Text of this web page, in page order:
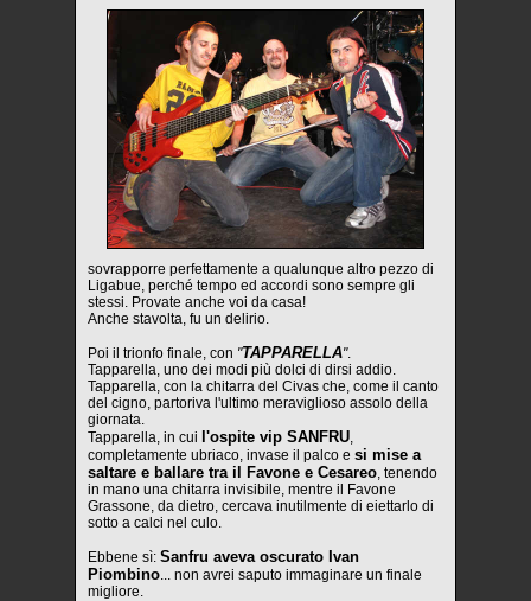
sovrapporre perfettamente a qualunque altro pezzo di
Ligabue, perché tempo ed accordi sono sempre gli
stessi. Provate anche voi da casa!
Anche stavolta, fu un delirio.
Poi il trionfo finale, con "TAPPARELLA".
Tapparella, uno dei modi più dolci di dirsi addio.
Tapparella, con la chitarra del Civas che, come il canto
del cigno, partoriva l'ultimo meraviglioso assolo della
giornata.
Tapparella, in cui l'ospite vip SANFRU,
completamente ubriaco, invase il palco e si mise a
saltare e ballare tra il Favone e Cesareo, tenendo
in mano una chitarra invisibile, mentre il Favone
Grassone, da dietro, cercava inutilmente di eiettarlo di
sotto a calci nel culo.
Ebbene sì: Sanfru aveva oscurato Ivan
Piombino... non avrei saputo immaginare un finale
migliore.